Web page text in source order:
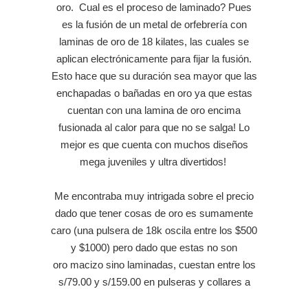
oro. Cual es el proceso de laminado? Pues
es la fusión de un metal de orfebrería con
laminas de oro de 18 kilates, las cuales se
aplican electrónicamente para fijar la fusión.
Esto hace que su duración sea mayor que las
enchapadas o bañadas en oro ya que estas
cuentan con una lamina de oro encima
fusionada al calor para que no se salga! Lo
mejor es que cuenta con muchos diseños
mega juveniles y ultra divertidos!
Me encontraba muy intrigada sobre el precio
dado que tener cosas de oro es sumamente
caro (una pulsera de 18k oscila entre los $500
y $1000) pero dado que estas no son
oro macizo sino laminadas, cuestan entre los
s/79.00 y s/159.00 en pulseras y collares a